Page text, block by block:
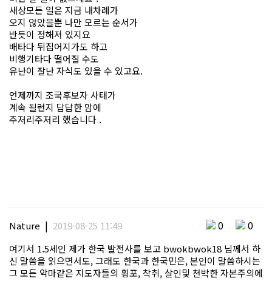
새상모든 일은 지금 내차례가
오지 않았을뿐 나만 모르는 순서가
반듯이 정해져 있지요
배타다 뒤집어지가도 하고
비행기타다 떨어질 수도
유난이 잘난 자식도 있을 수 있고요.
언제까지 조국후보자 사태가
계속 될런지 답답한 맘에
주저리주저리 했습니다 .
Nature | 2019-08-25 11:49 0 0
여기서 1.5세인 제가 한국 발전사를 보고 bwokbwok18 님께서 하
신 말씀을 읽으면서도, 그래도 한국과 한국민은, 본인이 말씀하시는
그 모든 악마같은 지도자들의 횡포, 착취, 살인및 천박한 자본주의에